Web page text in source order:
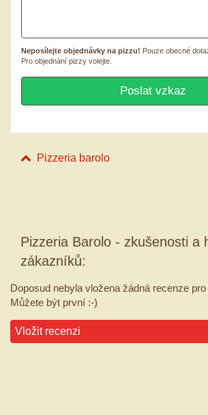
Neposílejte objednávky na pizzu! Pouze obecné
Pro objednání pizzy volejte.
Pizzeria barolo
Pizzeria Barolo - zkušenosti a
zákazníků:
Doposud nebyla vložena žádná recenze
Můžete být první :-)
Vložit recenzi